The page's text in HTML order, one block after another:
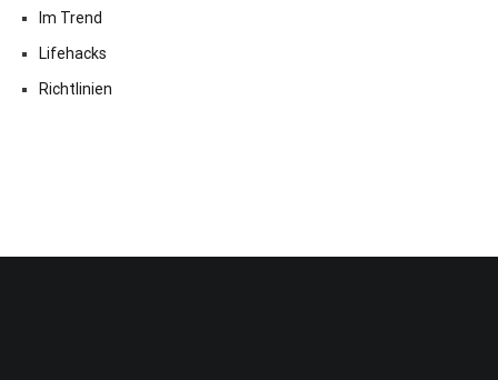
Im Trend
Lifehacks
Richtlinien